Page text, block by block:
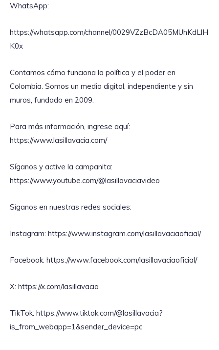
WhatsApp:
https://whatsapp.com/channel/0029VZzBcDA05MUhKdLlH
K0x
Contamos cómo funciona la política y el poder en
Colombia. Somos un medio digital, independiente y sin
muros, fundado en 2009.
Para más información, ingrese aquí:
https://www.lasillavacia.com/
Síganos y active la campanita:
https://www.youtube.com/@lasillavaciavideo
Síganos en nuestras redes sociales:
Instagram: https://www.instagram.com/lasillavaciaoficial/
Facebook: https://www.facebook.com/lasillavaciaoficial/
X: https://x.com/lasillavacia
TikTok: https://www.tiktok.com/@lasillavacia?
is_from_webapp=1&sender_device=pc